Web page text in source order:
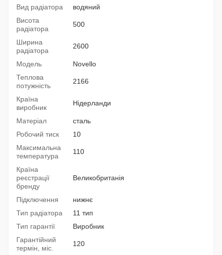
Вид радіатора
водяний
Висота
радіатора
500
Ширина
радіатора
2600
Модель
Novello
Теплова
потужність
2166
Країна
виробник
Нідерланди
Матеріал
сталь
Робочий тиск
10
Максимальна
температура
110
Країна
реєстрації
бренду
Великобританія
Підключення
нижнє
Тип радіатора
11 тип
Тип гарантії
Виробник
Гарантійний
термін, міс.
120